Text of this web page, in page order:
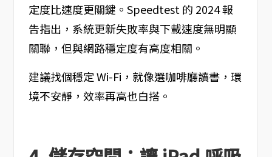
定度比速度更關鍵。Speedtest 的 2024 報
告指出，系統更新失敗率與下載速度無明顯
關聯，但與網路穩定度有高度相關。
建議找個穩定 Wi-Fi，就像選咖啡廳讀書，環
境不安靜，效率再高也白搭。